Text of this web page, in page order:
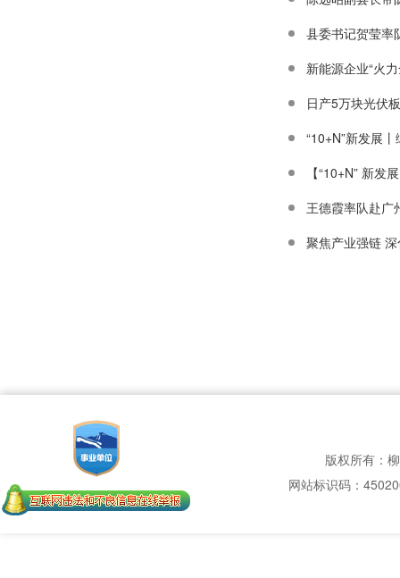
县委书记贺莹率
新能源企业“火
日产5万块光伏
“10+N”新发展
【“10+N” 新
王德霞率队赴广
聚焦产业强链
版权所有：
网站标识码：